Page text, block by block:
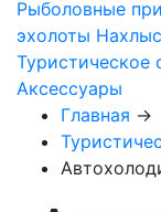
Рыболовные
эхолоты
Туристическое
Аксессуары
Главная →